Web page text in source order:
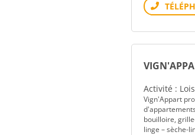
Téléphone
Activité :
Vign'Appart
bouilloire,
linge – sèche-